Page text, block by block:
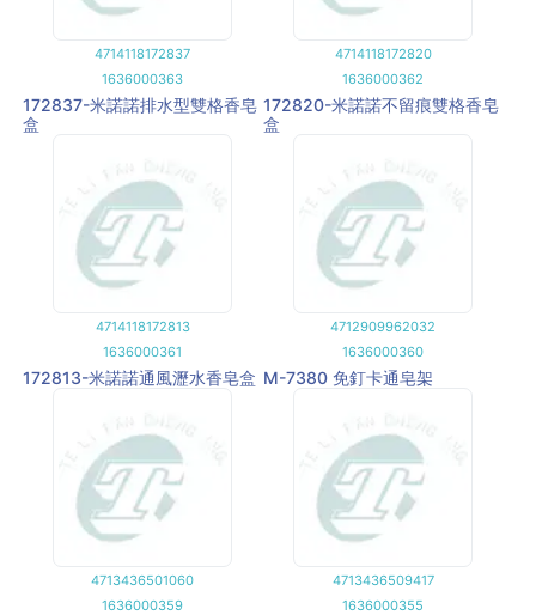
4714118172837
1636000363
172837-米諾諾排水型雙格香皂
盒
4714118172820
1636000362
172820-米諾諾不留痕雙格香皂
盒
4714118172813
1636000361
172813-米諾諾通風瀝水香皂盒
4712909962032
1636000360
M-7380 免釘卡通皂架
4713436501060
1636000359
4713436509417
1636000355